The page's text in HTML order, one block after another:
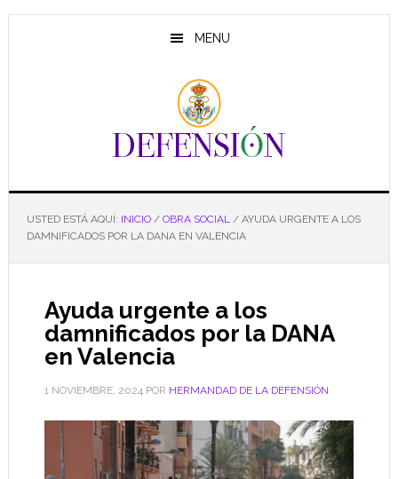
Saltar
Saltar
Saltar
MENU
USTED ESTÁ AQUÍ: INICIO / OBRA SOCIAL /AYUDA URGENTE A LOS
DAMNIFICADOS POR LA DANA EN VALENCIA
Ayuda urgente a los
damnificados por la DANA
en Valencia
1 NOVIEMBRE, 2024POR HERMANDAD DE LA DEFENSIÓN